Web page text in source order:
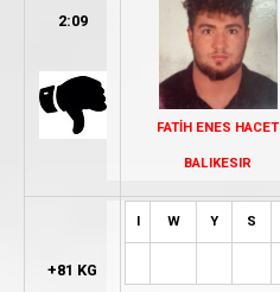
2:09
FATİH ENES HACET
BALIKESIR
+81 KG
I W Y S